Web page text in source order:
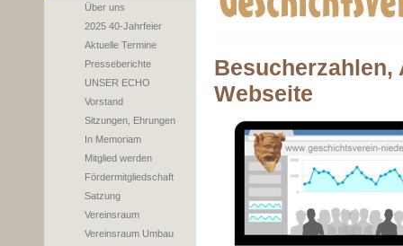
Über uns
2025 40-Jahrfeier
Aktuelle Termine
Presseberichte
UNSER ECHO
Vorstand
Sitzungen, Ehrungen
In Memoriam
Mitglied werden
Fördermitgliedschaft
Satzung
Vereinsraum
Vereinsraum Umbau
Webseite